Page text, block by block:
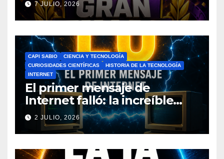
7 JULIO, 2026
CAPI SABIO
CIENCIA Y TECNOLOGÍA
CURIOSIDADES CIENTÍFICAS
HISTORIA DE LA TECNOLOGÍA
INTERNET
El primer mensaje de
Internet falló: la increíble
historia de ARPANET que
cambió el mundo
2 JULIO, 2026